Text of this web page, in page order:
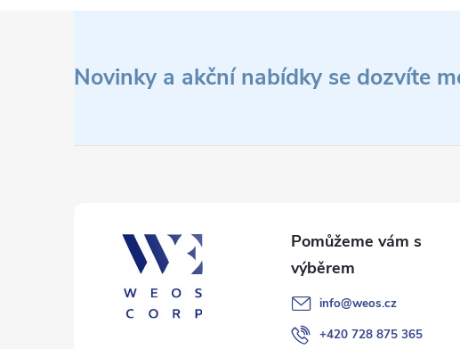
Novinky a akční nabídky se dozvíte
info@weos.cz
+420 728 875 365